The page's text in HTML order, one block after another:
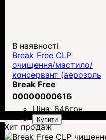
В наявності
Break Free CLP
очищення/мастило/
консервант (аерозоль
113 г)
Break Free
00000000616
Ціна: 846грн.
Купити
Хит продаж